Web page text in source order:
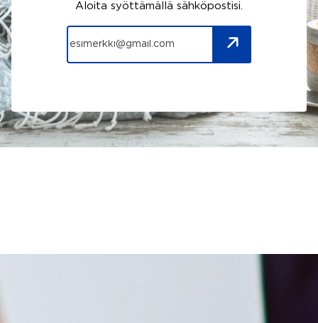
Aloita syöttämällä sähköpostisi.